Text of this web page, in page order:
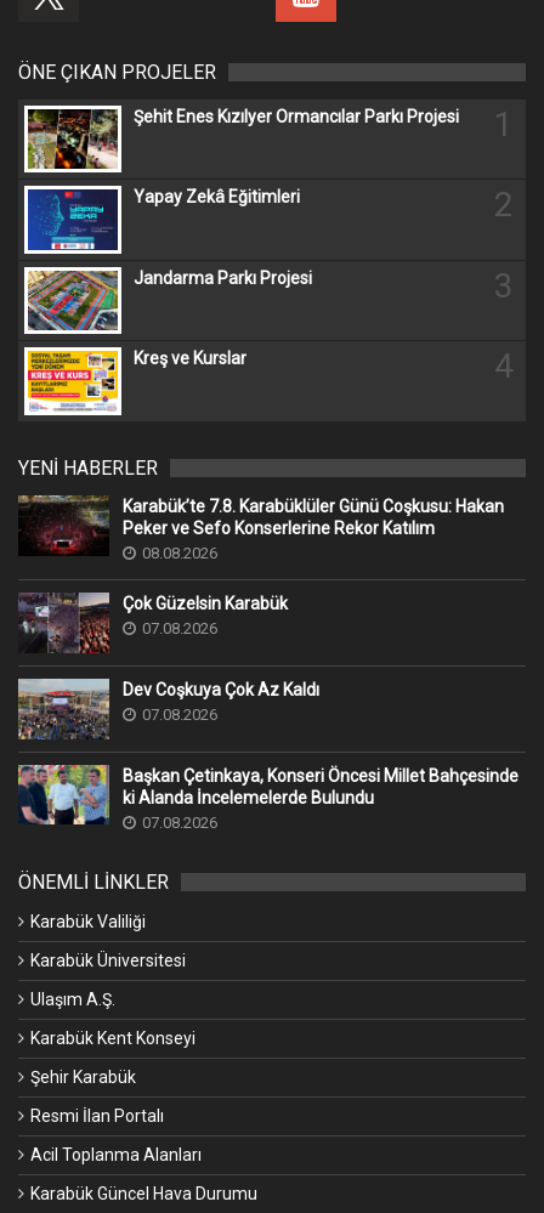
ÖNE ÇIKAN PROJELER
Şehit Enes Kızılyer Ormancılar Parkı Projesi 1
Yapay Zekâ Eğitimleri 2
Jandarma Parkı Projesi 3
Kreş ve Kurslar 4
YENİ HABERLER
Karabük’te 7.8. Karabüklüler Günü Coşkusu: Hakan
Peker ve Sefo Konserlerine Rekor Katılım
08.08.2026
Çok Güzelsin Karabük
07.08.2026
Dev Coşkuya Çok Az Kaldı
07.08.2026
Başkan Çetinkaya, Konseri Öncesi Millet Bahçesinde
ki Alanda İncelemelerde Bulundu
07.08.2026
ÖNEMLİ LİNKLER
Karabük Valiliği
Karabük Üniversitesi
Ulaşım A.Ş.
Karabük Kent Konseyi
Şehir Karabük
Resmi İlan Portalı
Acil Toplanma Alanları
Karabük Güncel Hava Durumu